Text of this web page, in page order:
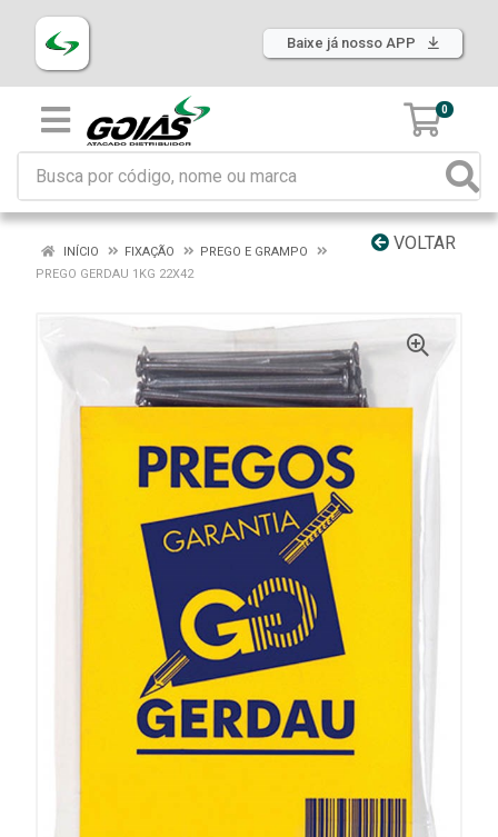
Baixe já nosso APP
0
VOLTAR
INÍCIO FIXAÇÃO
PREGO E GRAMPO
PREGO GERDAU 1KG 22X42